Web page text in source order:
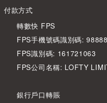
付款方式
轉數快 FPS
FPS手機號碼識別碼:
FPS識別碼: 161721063
FPS公司名稱: LOFTY
銀行戶口轉賬